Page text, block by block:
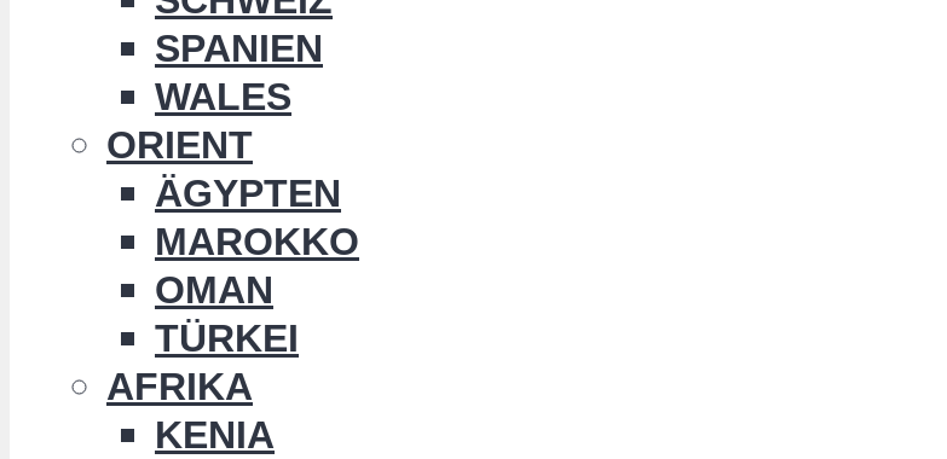
SPANIEN
WALES
ORIENT
ÄGYPTEN
MAROKKO
OMAN
TÜRKEI
AFRIKA
KENIA